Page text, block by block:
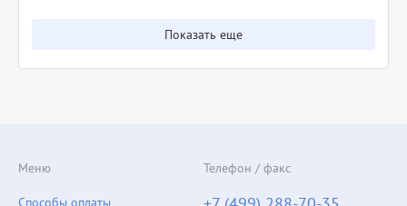
Показать еще
Меню
Способы оплаты
Телефон / факс